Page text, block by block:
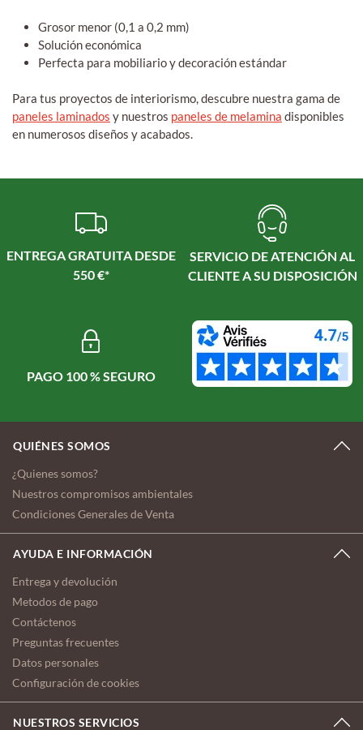
Grosor menor (0,1 a 0,2 mm)
Solución económica
Perfecta para mobiliario y decoración estándar
Para tus proyectos de interiorismo, descubre nuestra gama de
paneles laminados y nuestros paneles de melamina disponibles
en numerosos diseños y acabados.
ENTREGA GRATUITA DESDE
550 €*
SERVICIO DE ATENCIÓN AL
CLIENTE A SU DISPOSICIÓN
PAGO 100 % SEGURO
QUIÉNES SOMOS
¿Quienes somos?
Nuestros compromisos ambientales
Condiciones Generales de Venta
AYUDA E INFORMACIÓN
Entrega y devolución
Metodos de pago
Contáctenos
Preguntas frecuentes
Datos personales
Configuración de cookies
NUESTROS SERVICIOS